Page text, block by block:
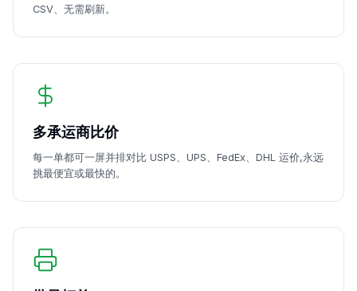
CSV、无需刷新。
多承运商比价
每一单都可一屏并排对比 USPS、UPS、FedEx、DHL 运价,永远
挑最便宜或最快的。